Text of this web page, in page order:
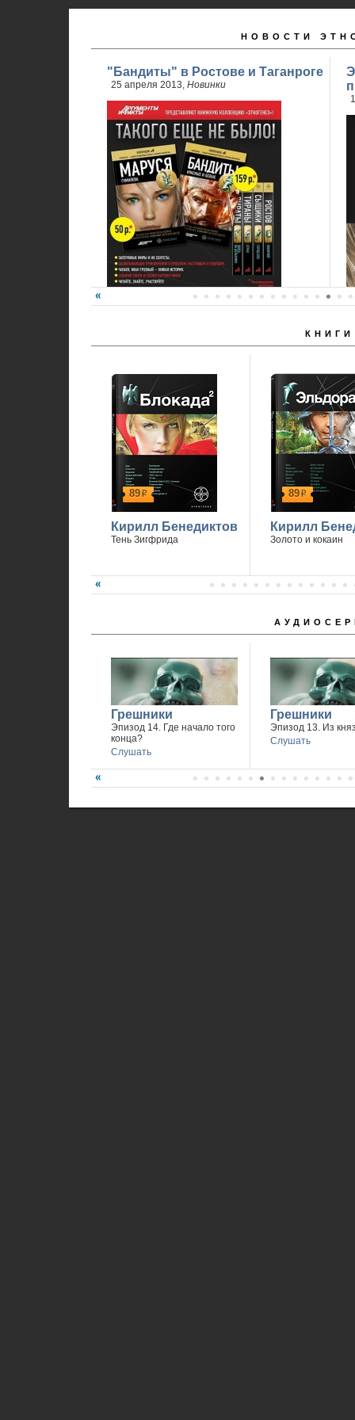
НОВОСТИ
"Бандиты" в Ростове и Таганроге
25 апреля 2013, Новинки
24 апреля стартовали продажи 2 книги
КНИГИ
89р
Кирилл Бенедиктов
Тень Зигфрида
89р
Кирилл
Золото и кокаин
Грешники
Эпизод 14. Где начало того
конца?
Слушать
Грешники
Эпизод 13. Из
Слушать